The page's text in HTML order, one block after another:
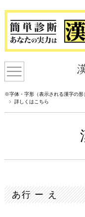
※字体・字形（表示される漢字の形
詳しくはこちら
あ行 ー え